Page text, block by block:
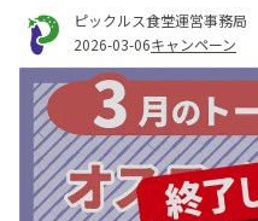
ピックルス食堂運営事務局
2026-03-06キャンペーン